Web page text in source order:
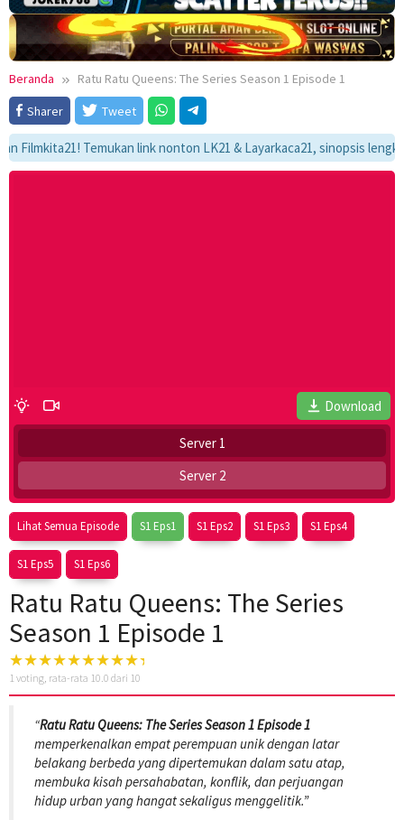
Beranda
Ratu Ratu Queens: The Series Season 1 Episode 1
Sharer
Tweet
Temukan link nonton LK21 & Layarkaca21, sinopsis
Download
Server 1
Server 2
Lihat Semua Episode S1 Eps1 S1 Eps2 S1 Eps3 S1 Eps4
S1 Eps5 S1 Eps6
Ratu Ratu Queens: The Series
Season 1 Episode 1
1 voting, rata-rata 10.0 dari 10
“Ratu Ratu Queens: The Series Season 1 Episode 1
memperkenalkan empat perempuan unik dengan latar
belakang berbeda yang dipertemukan dalam satu atap,
membuka kisah persahabatan, konflik, dan perjuangan
hidup urban yang hangat sekaligus menggelitik.”